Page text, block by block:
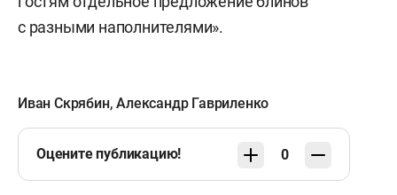
с разными наполнителями».
Иван Скрябин,Александр Гавриленко
Оцените публикацию! 0